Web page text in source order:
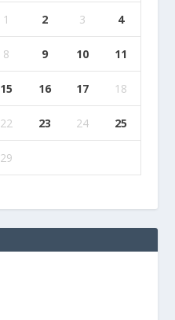
1 2 3 4
8 9 10 11
15 16 17 18
22 23 24 25
29